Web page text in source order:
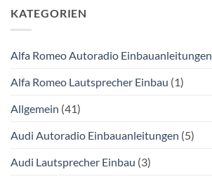
KATEGORIEN
Alfa Romeo Autoradio Einbauanleitungen
Alfa Romeo Lautsprecher Einbau (1)
Allgemein (41)
Audi Autoradio Einbauanleitungen (5)
Audi Lautsprecher Einbau (3)